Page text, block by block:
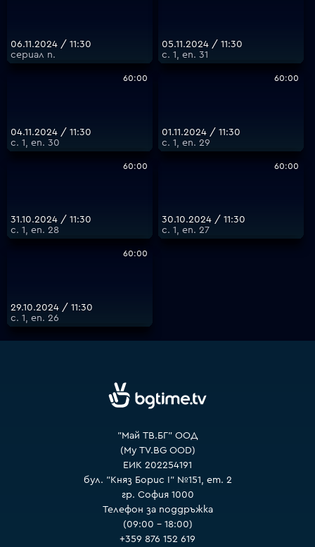
06.11.2024 / 11:30
сериал п.
05.11.2024 / 11:30
с. 1, еп. 31
60:00
04.11.2024 / 11:30
с. 1, еп. 30
60:00
01.11.2024 / 11:30
с. 1, еп. 29
60:00
31.10.2024 / 11:30
с. 1, еп. 28
60:00
30.10.2024 / 11:30
с. 1, еп. 27
60:00
29.10.2024 / 11:30
с. 1, еп. 26
"Май ТВ.БГ" ООД
(My TV.BG OOD)
ЕИК 202254191
бул. "Княз Борис I" №151, ет. 2
гр. София 1000
Телефон за поддръжка
(09:00 – 18:00)
+359 876 152 619